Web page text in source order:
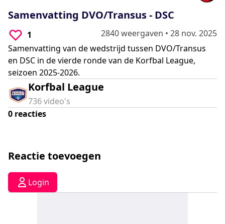
seconds
Samenvatting DVO/Transus - DSC
1 2840 weergaven • 28 nov. 2025
Samenvatting van de wedstrijd tussen DVO/Transus
en DSC in de vierde ronde van de Korfbal League,
seizoen 2025-2026.
Korfbal League
736video's
0 reacties
Reactie toevoegen
Login